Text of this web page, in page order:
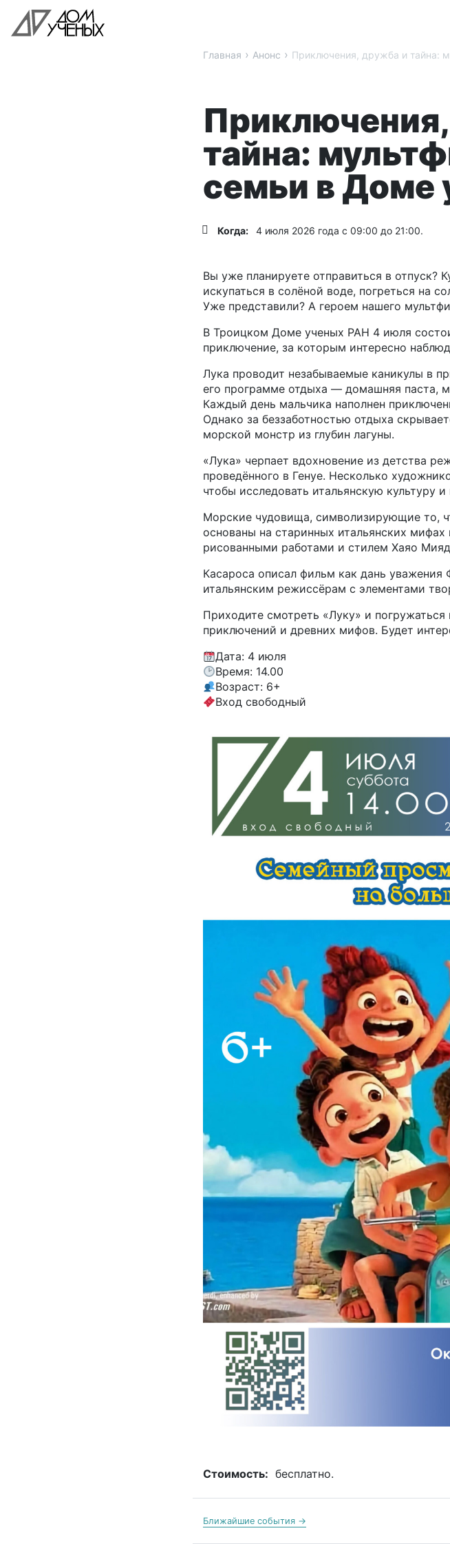
Главная › Анонс › Приключения, дружба и тайна:
тайна:
семьи в Доме
Когда: 4 июля 2026 года с 09:00 до 21:00.
Вы уже планируете отправиться в отпуск?
искупаться в солёной воде, погреться на
Уже представили? А героем нашего
В Троицком Доме ученых РАН 4 июля
приключение, за которым интересно
Лука проводит незабываемые каникулы в
его программе отдыха — домашняя паста,
Каждый день мальчика наполнен
Однако за беззаботностью отдыха
морской монстр из глубин лагуны.
«Лука» черпает вдохновение из детства
проведённого в Генуе. Несколько
чтобы исследовать итальянскую культуру и
Морские чудовища, символизирующие то,
основаны на старинных итальянских
рисованными работами и стилем Хаяо
Касароса описал фильм как дань
итальянским режиссёрам с элементами
Приходите смотреть «Луку» и
приключений и древних мифов. Будет
Дата: 4 июля
Время: 14.00
Возраст: 6+
Вход свободный
Стоимость: бесплатно.
Ближайшие события →